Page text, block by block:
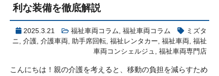
利な装備を徹底解説
2025.3.21 福祉車両コラム ,福祉車両コラム
ミズタ
ニ
,介護 ,介護車両 助手席回転 ,福祉レンタカー ,福祉車両 ,福祉
車両コンシェルジュ
,福祉車両専門店
こんにちは！親の介護を考えると、移動の負担を減らすため